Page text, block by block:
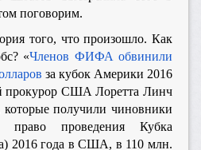
поговорим.
того, что произошло. Как
«Членов ФИФА обвинили
за кубок Америки 2016
прокурор США Лоретта Линч
которые получили чиновники
проведения Кубка
2016 года в США, в 110 млн.